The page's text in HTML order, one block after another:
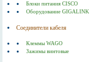
Блоки питания CISCO
Оборудование GIGALINK
Соединители кабеля
Клеммы WAGO
Зажимы винтовые